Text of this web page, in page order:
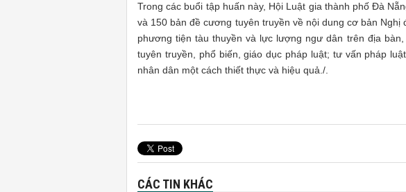
Trong các buổi tập huấn này, Hội Luật gia thành phố Đà
và 150 bản đề cương tuyên truyền về nội dung cơ bản Nghị
phương tiện tàu thuyền và lực lượng ngư dân trên địa
tuyên truyền, phổ biến, giáo dục pháp luật; tư vấn pháp
nhân dân một cách thiết thực và hiệu quả./.
CÁC TIN KHÁC